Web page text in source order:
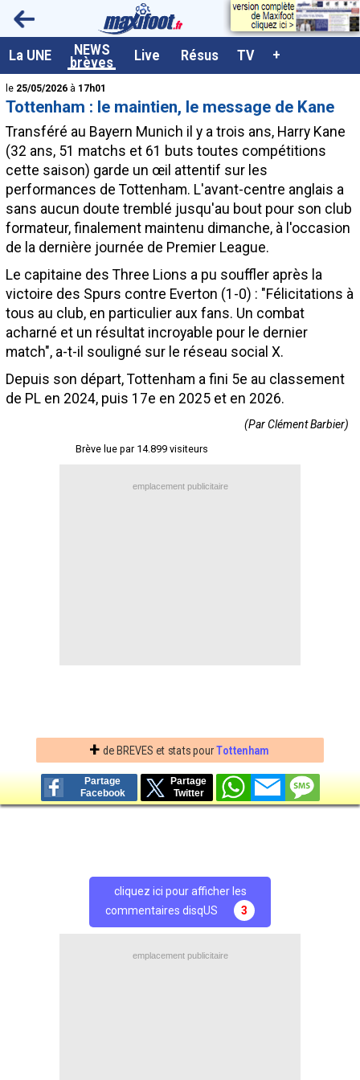
La UNE NEWS
brèves Live Résus TV +
<
le 25/05/2026 à 17h01
Tottenham : le maintien, le message de Kane
Transféré au Bayern Munich il y a trois ans, Harry Kane
(32 ans, 51 matchs et 61 buts toutes compétitions
cette saison) garde un œil attentif sur les
performances de Tottenham. L'avant-centre anglais a
sans aucun doute tremblé jusqu'au bout pour son club
formateur, finalement maintenu dimanche, à l'occasion
de la dernière journée de Premier League.
Le capitaine des Three Lions a pu souffler après la
victoire des Spurs contre Everton (1-0) : "Félicitations à
tous au club, en particulier aux fans. Un combat
acharné et un résultat incroyable pour le dernier
match", a-t-il souligné sur le réseau social X.
Depuis son départ, Tottenham a fini 5e au classement
de PL en 2024, puis 17e en 2025 et en 2026.
(Par Clément Barbier)
Brève lue par 14.899 visiteurs
emplacement publicitaire
+ de BREVES et stats pourTottenham
Partage
Facebook
Partage
Twitter
cliquez ici pour afficher les
commentaires disqUS
3
emplacement publicitaire
A la UNE
Dernières brèves
Live / Matchs en direct
Résultats et Classements
Class. buteurs européens
Programme TV foot
Vidéos
Tableau transferts L1
Taille de la police
Paramètrages / Options
Contact / Signaler un bug
Recrutement Maxifoot